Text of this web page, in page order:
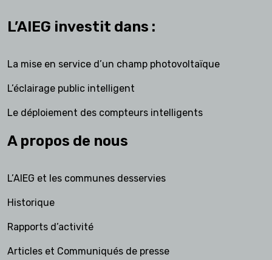
L’AIEG investit dans :
La mise en service d’un champ photovoltaïque
L’éclairage public intelligent
Le déploiement des compteurs intelligents
A propos de nous
L’AIEG et les communes desservies
Historique
Rapports d’activité
Articles et Communiqués de presse